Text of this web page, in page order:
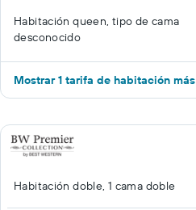
Habitación queen, tipo de cama
desconocido
Mostrar 1 tarifa de habitación más
Habitación doble, 1 cama doble